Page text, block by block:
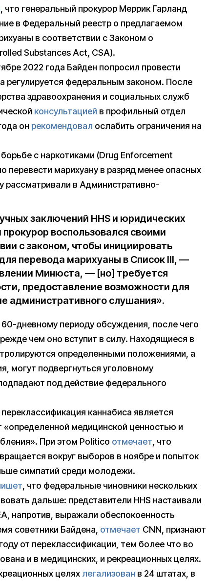
, что генеральный прокурор Меррик Гарланд
в Федеральный реестр о предлагаемом
в соответствии с Законом о
Substances Act, CSA).
2022 года Байден попросил провести
регулируется федеральным законом. После
здравоохранения и социальных служб
консультацией в профильный отдел
он рекомендовал ослабить ограничения на
с наркотиками (Drug Enforcement
марихуану в разряд менее опасных
рассматривали в Административно-
заключений HHS и юридических
воспользовался своими
с законом, чтобы инициировать
перевода марихуаны в Список III, —
Минюста, — [но] требуется
предоставление возможности для
административного слушания».
дневному периоду обсуждения, после чего
чем оно вступит в силу. Находящиеся в
определенными положениями, а
могут подвергнуться уголовному
под действие федерального
переклассификация каннабиса является
«определенной медицинской ценностью и
При этом Politico отмечает, что
вокруг выборов в ноябре и попыток
симпатий среди молодежи.
, что федеральные чиновники нескольких
дальше: представители HHS настаивали
напротив, выражали обеспокоенность
советники Байдена, отмечает CNN, признают
от переклассификации, тем более что во
и в медицинских, и рекреационных целях.
целях легализован в 24 штатах, в